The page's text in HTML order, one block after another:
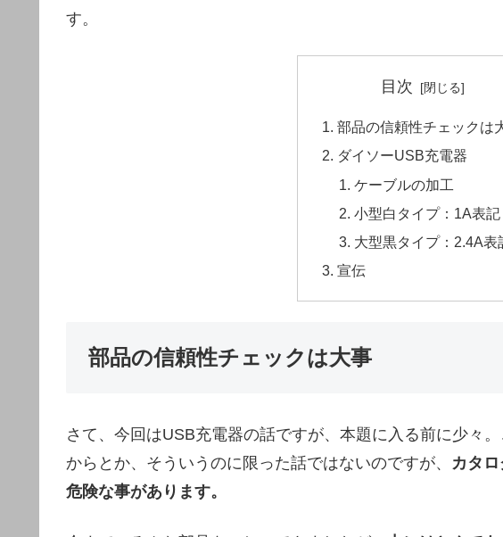
す。
目次
部品の信頼性チェックは
ダイソーUSB充電器
ケーブルの加工
小型白タイプ：1A表記
大型黒タイプ：2.4A表
宣伝
部品の信頼性チェックは大事
さて、今回はUSB充電器の話ですが、本題に入る前に少々
からとか、そういうのに限った話ではないのですが、 カタ
危険な事があります。